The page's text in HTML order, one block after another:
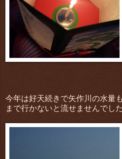
今年は好天続きで矢作川の水量
まで行かないと流せませんでした